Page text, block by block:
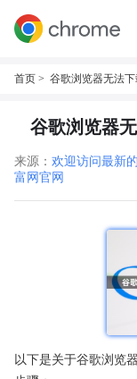
首页 > 谷歌浏览器无法
谷歌浏览器
来源： 欢迎访问最新
富网官网
以下是关于谷歌浏览